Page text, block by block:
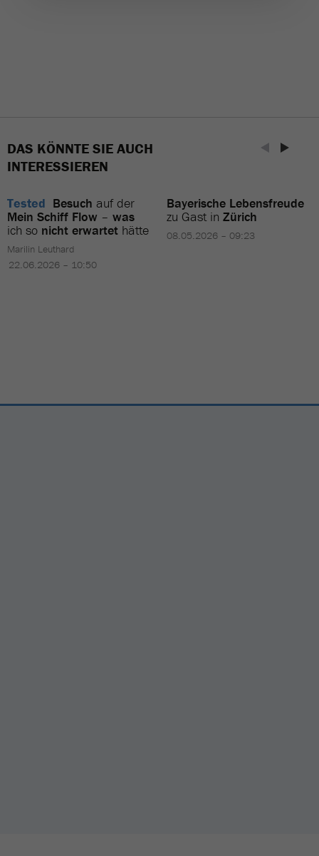
DAS KÖNNTE SIE AUCH
INTERESSIEREN
Tested Besuch auf der
Mein Schiff Flow – was
ich so nicht erwartet hätte
Marilin Leuthard
22.06.2026 – 10:50
Bayerische Lebensfreude
zu Gast in Zürich
08.05.2026 – 09:23